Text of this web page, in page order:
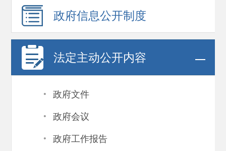
政府信息公开制度
法定主动公开内容
· 政府文件
· 政府会议
· 政府工作报告